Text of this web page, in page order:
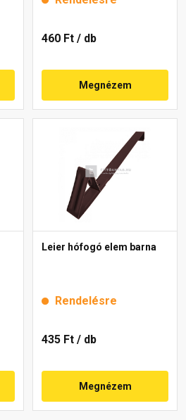
460 Ft / db
Megnézem
Leier hófogó elem barna
Rendelésre
435 Ft / db
Megnézem